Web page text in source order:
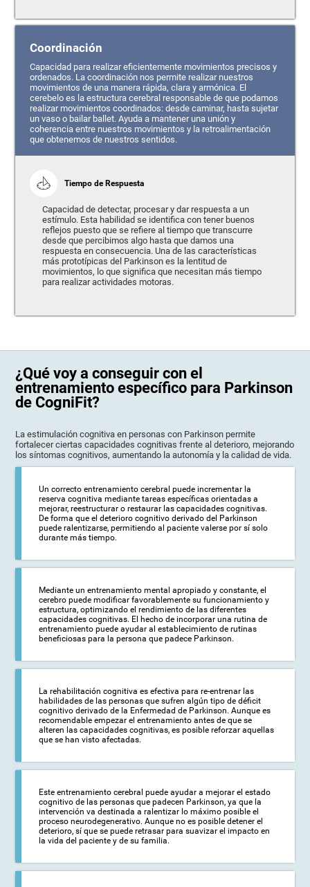
Coordinación
Capacidad para realizar eficientemente movimientos precisos y
ordenados. La coordinación nos permite realizar nuestros
movimientos de una manera rápida, clara y armónica. El
cerebelo es la estructura cerebral responsable de que podamos
realizar movimientos coordinados: desde caminar, hasta sujetar
un vaso o bailar ballet. Ayuda a mantener una unión y
coherencia entre nuestros movimientos y la retroalimentación
que obtenemos de nuestros sentidos.
Tiempo de Respuesta
Capacidad de detectar, procesar y dar respuesta a un
estímulo. Esta habilidad se identifica con tener buenos
reflejos puesto que se refiere al tiempo que transcurre
desde que percibimos algo hasta que damos una
respuesta en consecuencia. Una de las características
más prototípicas del Parkinson es la lentitud de
movimientos, lo que significa que necesitan más tiempo
para realizar actividades motoras.
¿Qué voy a conseguir con el
entrenamiento específico para Parkinson
de CogniFit?
La estimulación cognitiva en personas con Parkinson permite
fortalecer ciertas capacidades cognitivas frente al deterioro, mejorando
los síntomas cognitivos, aumentando la autonomía y la calidad de vida.
Un correcto entrenamiento cerebral puede incrementar la
reserva cognitiva mediante tareas específicas orientadas a
mejorar, reestructurar o restaurar las capacidades cognitivas.
De forma que el deterioro cognitivo derivado del Parkinson
puede ralentizarse, permitiendo al paciente valerse por sí solo
durante más tiempo.
Mediante un entrenamiento mental apropiado y constante, el
cerebro puede modificar favorablemente su funcionamiento y
estructura, optimizando el rendimiento de las diferentes
capacidades cognitivas. El hecho de incorporar una rutina de
entrenamiento puede ayudar al establecimiento de rutinas
beneficiosas para la persona que padece Parkinson.
La rehabilitación cognitiva es efectiva para re-entrenar las
habilidades de las personas que sufren algún tipo de déficit
cognitivo derivado de la Enfermedad de Parkinson. Aunque es
recomendable empezar el entrenamiento antes de que se
alteren las capacidades cognitivas, es posible reforzar aquellas
que se han visto afectadas.
Este entrenamiento cerebral puede ayudar a mejorar el estado
cognitivo de las personas que padecen Parkinson, ya que la
intervención va destinada a ralentizar lo máximo posible el
proceso neurodegenerativo. Aunque no es posible detener el
deterioro, sí que se puede retrasar para suavizar el impacto en
la vida del paciente y de su familia.